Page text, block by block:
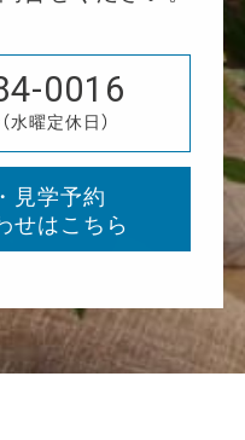
0016
曜定休日）
見学予約
せはこちら